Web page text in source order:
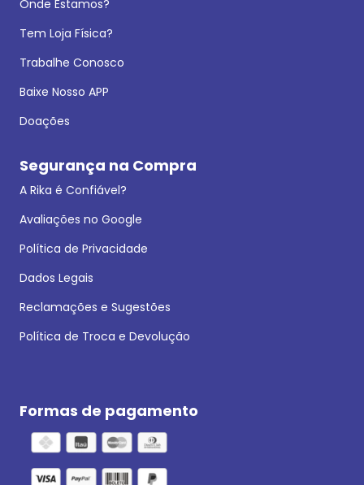
Onde Estamos?
Tem Loja Física?
Trabalhe Conosco
Baixe Nosso APP
Doações
Segurança na Compra
A Rika é Confiável?
Avaliações no Google
Política de Privacidade
Dados Legais
Reclamações e Sugestões
Política de Troca e Devolução
Formas de pagamento